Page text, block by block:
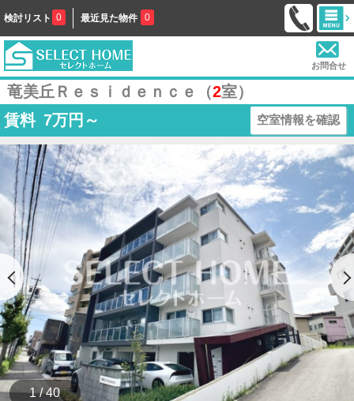
検討リスト 0 最近見た物件 0
お問合せ
竜美丘Ｒｅｓｉｄｅｎｃｅ（2室）
賃料 7万円～ 空室情報を確認
1 / 40